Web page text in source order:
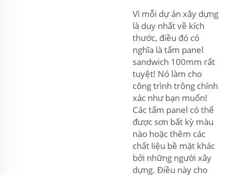
Vì mỗi dự án xây dựng
là duy nhất về kích
thước, điều đó có
nghĩa là tấm panel
sandwich 100mm rất
tuyệt! Nó làm cho
công trình trông chính
xác như bạn muốn!
Các tấm panel có thể
được sơn bất kỳ màu
nào hoặc thêm các
chất liệu bề mặt khác
bởi những người xây
dựng. Điều này cho